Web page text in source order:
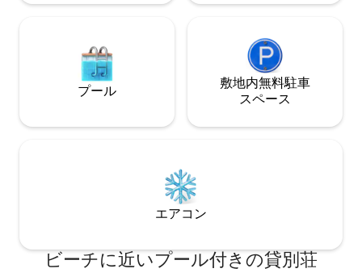
プール
敷地内無料駐⁠車
ス⁠ペ⁠ー⁠ス
エアコン
ビーチに近いプール付きの貸別荘